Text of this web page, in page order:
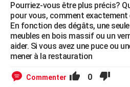
Pourriez-vous être plus précis?
pour vous, comment exactement
En fonction des dégâts, une
meubles en bois massif ou un
aider. Si vous avez une puce ou
mener à la restauration
Commenter 0